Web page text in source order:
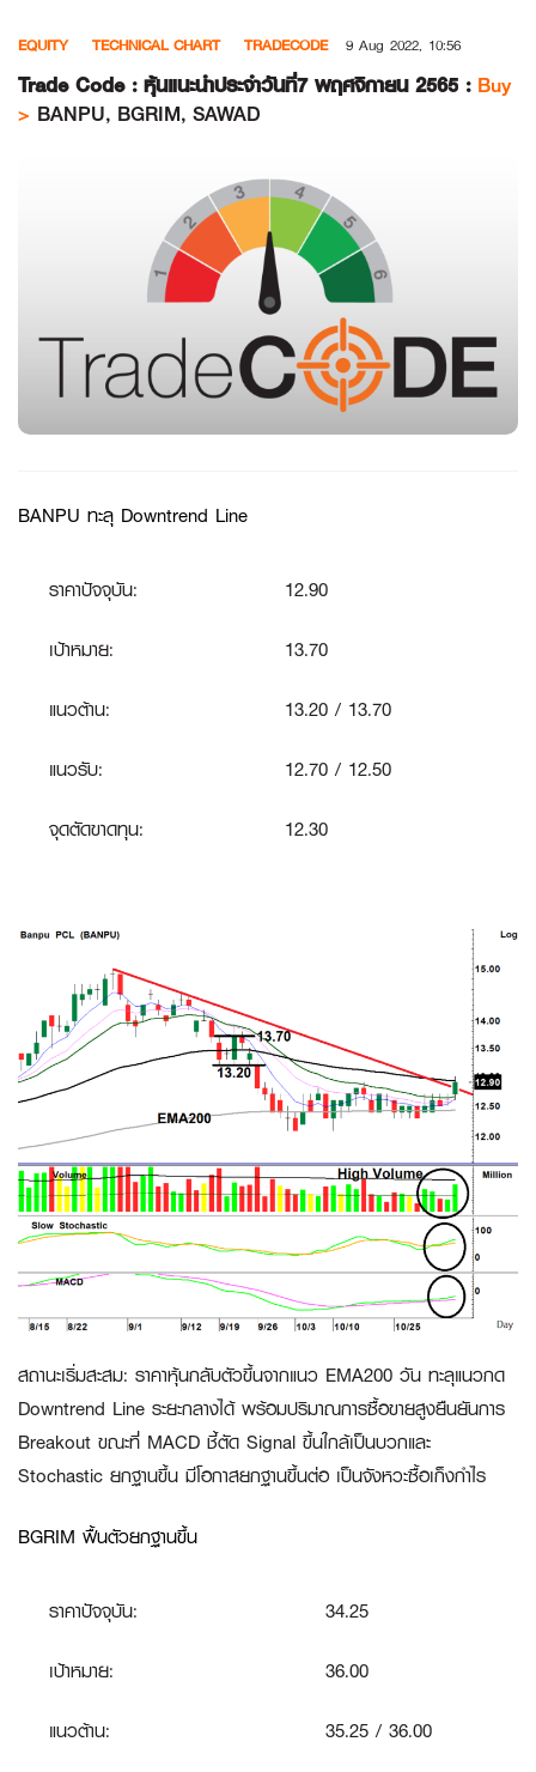
content
EQUITY TECHNICAL CHART TRADECODE 9 Aug 2022, 10:56
Trade Code : หุ้นแนะนำประจำวันที่7 พฤศจิกายน 2565 : Buy
> BANPU, BGRIM, SAWAD
BANPU ทะลุ Downtrend Line
ราคาปัจจุบัน:
12.90
เป้าหมาย:
13.70
แนวต้าน:
13.20 / 13.70
แนวรับ:
12.70 / 12.50
จุดตัดขาดทุน: 12.30
สถานะเริ่มสะสม: ราคาหุ้นกลับตัวขึ้นจากแนว EMA200 วัน ทะลุแนวกด
Downtrend Line ระยะกลางได้ พร้อมปริมาณการซื้อขายสูงยืนยันการ
Breakout ขณะที่ MACD ชี้ตัด Signal ขึ้นใกล้เป็นบวกและ
Stochastic ยกฐานขึ้น มีโอกาสยกฐานขึ้นต่อ เป็นจังหวะซื้อเก็งกำไร
BGRIM ฟื้นตัวยกฐานขึ้น
ราคาปัจจุบัน:
34.25
เป้าหมาย:
36.00
แนวต้าน:
35.25 / 36.00